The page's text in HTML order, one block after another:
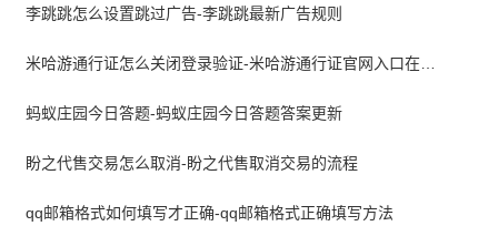
李跳跳怎么设置跳过广告-李跳跳最新广告规则
米哈游通行证怎么关闭登录验证-米哈游通行证官网入口在哪里
蚂蚁庄园今日答题-蚂蚁庄园今日答题答案更新
盼之代售交易怎么取消-盼之代售取消交易的流程
qq邮箱格式如何填写才正确-qq邮箱格式正确填写方法